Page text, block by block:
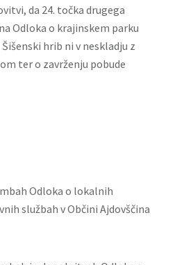
da 24. točka drugega
Odloka o krajinskem parku
hrib ni v neskladju z
ter o zavrženju pobude
Odloka o lokalnih
službah v Občini Ajdovščina